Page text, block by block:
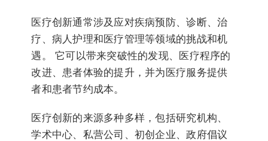
医疗创新通常涉及应对疾病预防、诊断、治
疗、病人护理和医疗管理等领域的挑战和机
遇。 它可以带来突破性的发现、医疗程序的
改进、患者体验的提升，并为医疗服务提供
者和患者节约成本。
医疗创新的来源多种多样，包括研究机构、
学术中心、私营公司、初创企业、政府倡议